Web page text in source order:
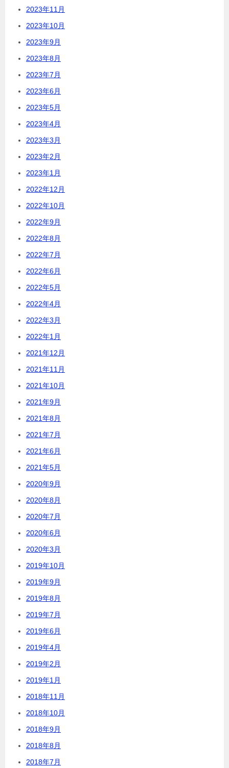
2023年11月
2023年10月
2023年9月
2023年8月
2023年7月
2023年6月
2023年5月
2023年4月
2023年3月
2023年2月
2023年1月
2022年12月
2022年10月
2022年9月
2022年8月
2022年7月
2022年6月
2022年5月
2022年4月
2022年3月
2022年1月
2021年12月
2021年11月
2021年10月
2021年9月
2021年8月
2021年7月
2021年6月
2021年5月
2020年9月
2020年8月
2020年7月
2020年6月
2020年3月
2019年10月
2019年9月
2019年8月
2019年7月
2019年6月
2019年4月
2019年2月
2019年1月
2018年11月
2018年10月
2018年9月
2018年8月
2018年7月